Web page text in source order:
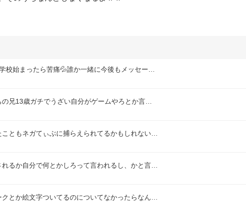
校始まったら苦痛💦誰か一緒に今後もメッセー…
兄13歳ガチでうざい自分がゲームやろとか言…
ともネガてぃぶに捕らえられてるかもしれない…
るか自分で何とかしろって言われるし、かと言…
とか絵文字ついてるのについてなかったらなん…